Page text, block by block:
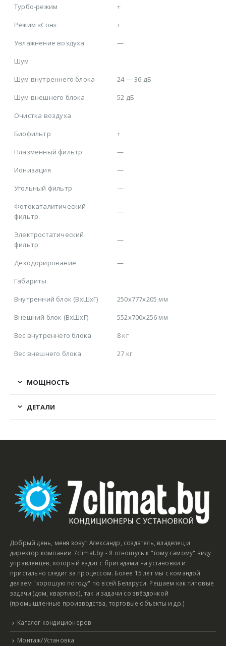
Турбо-режим
+
Режим «Сон»
+
Увлажнение воздуха
—
Шум
Шум внутреннего блока
24 — 36 дБ
Шум внешнего блока
52 дБ
Очистка воздуха
Биофильтр
+
Плазменный фильтр
—
Ионизация
—
Угольный фильтр
—
Фотокаталитический
фильтр
—
Электростатический
фильтр
—
Дезодорирование
—
Габариты
Внутренний блок (ВхШхГ)
250x777x205 мм
Внешний блок (ВхШхГ)
552x700x256 мм
Вес внутреннего блока
8 кг
Вес внешнего блока
27 кг
МОЩНОСТЬ
ДЕТАЛИ
Добрый день, меня зовут Александр, создатель, владелец и
директор компании 7climat.by - Я отношусь к "тому самому" виду
управленцев, который ездит с бригадами на установки и
пристально следит за процессом. Более 15 лет мы с командой
делаем "хорошую погоду" по всей Беларуси. Решаем как типовые
задачи (дом, квартира), так и задачи со звёздочкой
(промышленные производства, торговые объекты и др.)
Каталог кондиционеров
Монтаж/Установка